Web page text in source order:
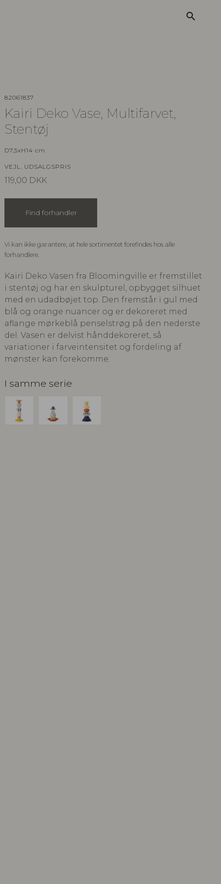
search
82061837
Kairi Deko Vase, Multifarvet,
Stentøj
D7,5xH14 cm
VEJL. UDSALGSPRIS
119,00 DKK
Find forhandler
Vi kan ikke garantere, at hele sortimentet forefindes hos alle
forhandlere.
Kairi Deko Vasen fra Bloomingville er fremstillet
i stentøj og har en skulpturel, opbygget silhuet
med en udadbøjet top. Den fremstår i gul med
blå og orange nuancer og er dekoreret med
aflange mørkeblå penselstrøg på den nederste
del. Vasen er delvist hånddekoreret, så
variationer i farveintensitet og fordeling af
mønster kan forekomme.
I samme serie